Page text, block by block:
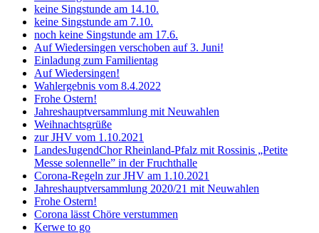
keine Singstunde am 14.10.
keine Singstunde am 7.10.
noch keine Singstunde am 17.6.
Auf Wiedersingen verschoben auf 3. Juni!
Einladung zum Familientag
Auf Wiedersingen!
Wahlergebnis vom 8.4.2022
Frohe Ostern!
Jahreshauptversammlung mit Neuwahlen
Weihnachtsgrüße
zur JHV vom 1.10.2021
LandesJugendChor Rheinland-Pfalz mit Rossinis „Petite
Messe solennelle” in der Frucht­halle
Corona-Regeln zur JHV am 1.10.2021
Jahreshauptversammlung 2020/21 mit Neuwahlen
Frohe Ostern!
Corona lässt Chöre verstummen
Kerwe to go